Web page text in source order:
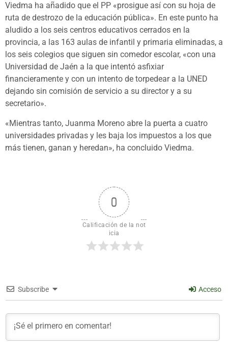
Viedma ha añadido que el PP «prosigue así con su hoja de
ruta de destrozo de la educación pública». En este punto ha
aludido a los seis centros educativos cerrados en la
provincia, a las 163 aulas de infantil y primaria eliminadas, a
los seis colegios que siguen sin comedor escolar, «con una
Universidad de Jaén a la que intentó asfixiar
financieramente y con un intento de torpedear a la UNED
dejando sin comisión de servicio a su director y a su
secretario».
«Mientras tanto, Juanma Moreno abre la puerta a cuatro
universidades privadas y les baja los impuestos a los que
más tienen, ganan y heredan», ha concluido Viedma.
0
Calificación de la not
icia
Subscribe Acceso